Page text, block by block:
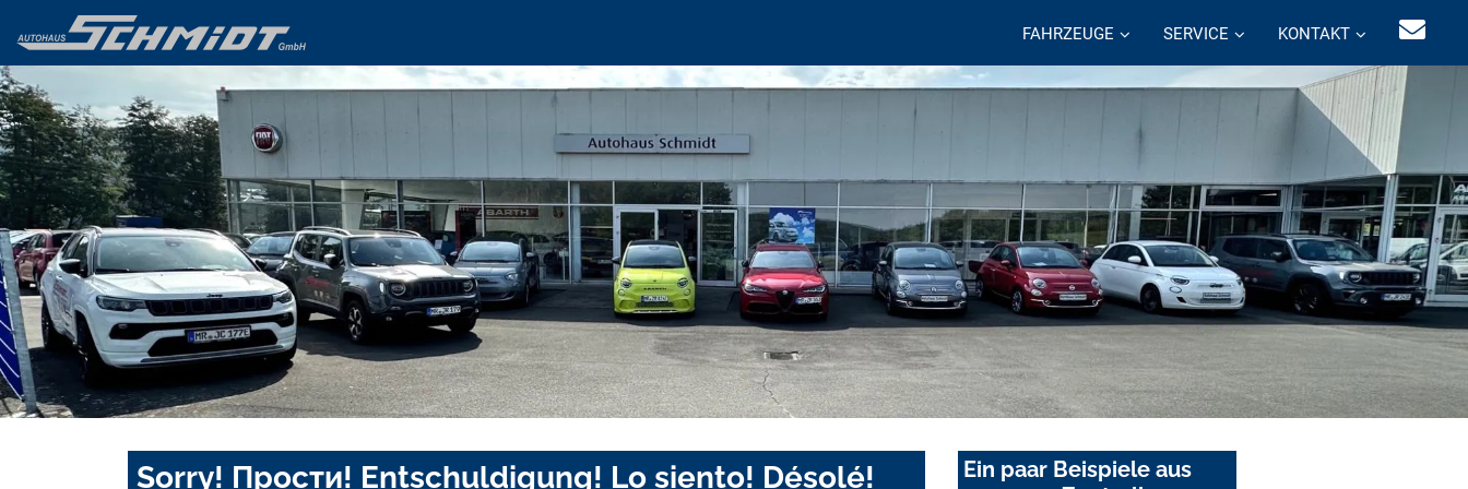
FAHRZEUGE SERVICE KONTAKT
Sorry! Прости! Entschuldigung! Lo siento! Désolé!
Ein paar Beispiele aus